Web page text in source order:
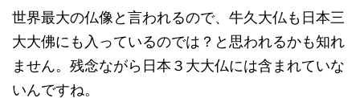
世界最大の仏像と言われるので、牛久大仏も日本三
大大佛にも入っているのでは？と思われるかも知れ
ません。残念ながら日本３大大仏には含まれていな
いんですね。